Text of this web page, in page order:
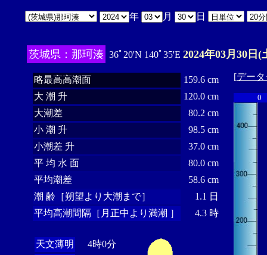
年 月 日
茨城県：那珂湊 36ﾟ20'N 140ﾟ35'E 2024年03月30日(
略最高高潮面
159.6 cm
大 潮 升
120.0 cm
大潮差
80.2 cm
小 潮 升
98.5 cm
小潮差 升
37.0 cm
平 均 水 面
80.0 cm
平均潮差
58.6 cm
潮 齢［朔望より大潮まで］
1.1 日
平均高潮間隔［月正中より満潮 ］
4.3 時
天文薄明
4時0分
[デー
0